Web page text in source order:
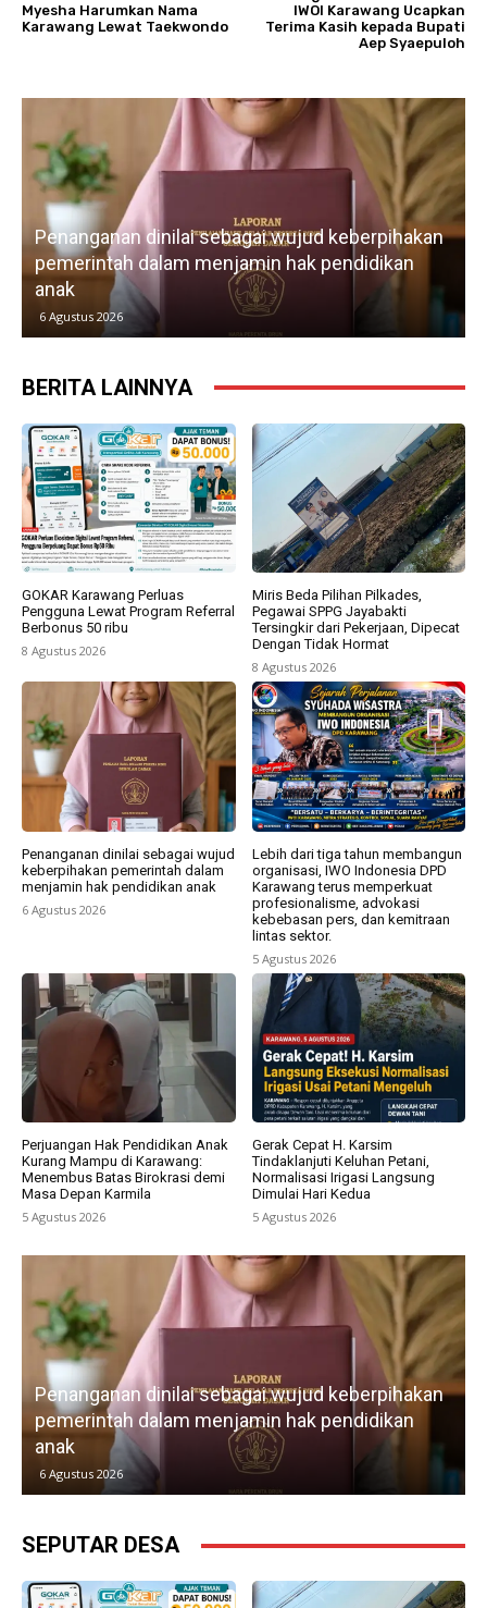
Myesha Harumkan Nama
Karawang Lewat Taekwondo
IWOI Karawang Ucapkan
Terima Kasih kepada Bupati
Aep Syaepuloh
Penanganan dinilai sebagai wujud keberpihakan
pemerintah dalam menjamin hak pendidikan
anak
6 Agustus 2026
BERITA LAINNYA
GOKAR Karawang Perluas
Pengguna Lewat Program Referral
Berbonus 50 ribu
8 Agustus 2026
Miris Beda Pilihan Pilkades,
Pegawai SPPG Jayabakti
Tersingkir dari Pekerjaan, Dipecat
Dengan Tidak Hormat
8 Agustus 2026
Penanganan dinilai sebagai wujud
keberpihakan pemerintah dalam
menjamin hak pendidikan anak
6 Agustus 2026
Lebih dari tiga tahun membangun
organisasi, IWO Indonesia DPD
Karawang terus memperkuat
profesionalisme, advokasi
kebebasan pers, dan kemitraan
lintas sektor.
5 Agustus 2026
Perjuangan Hak Pendidikan Anak
Kurang Mampu di Karawang:
Menembus Batas Birokrasi demi
Masa Depan Karmila
5 Agustus 2026
Gerak Cepat H. Karsim
Tindaklanjuti Keluhan Petani,
Normalisasi Irigasi Langsung
Dimulai Hari Kedua
5 Agustus 2026
Penanganan dinilai sebagai wujud keberpihakan
pemerintah dalam menjamin hak pendidikan
anak
6 Agustus 2026
SEPUTAR DESA